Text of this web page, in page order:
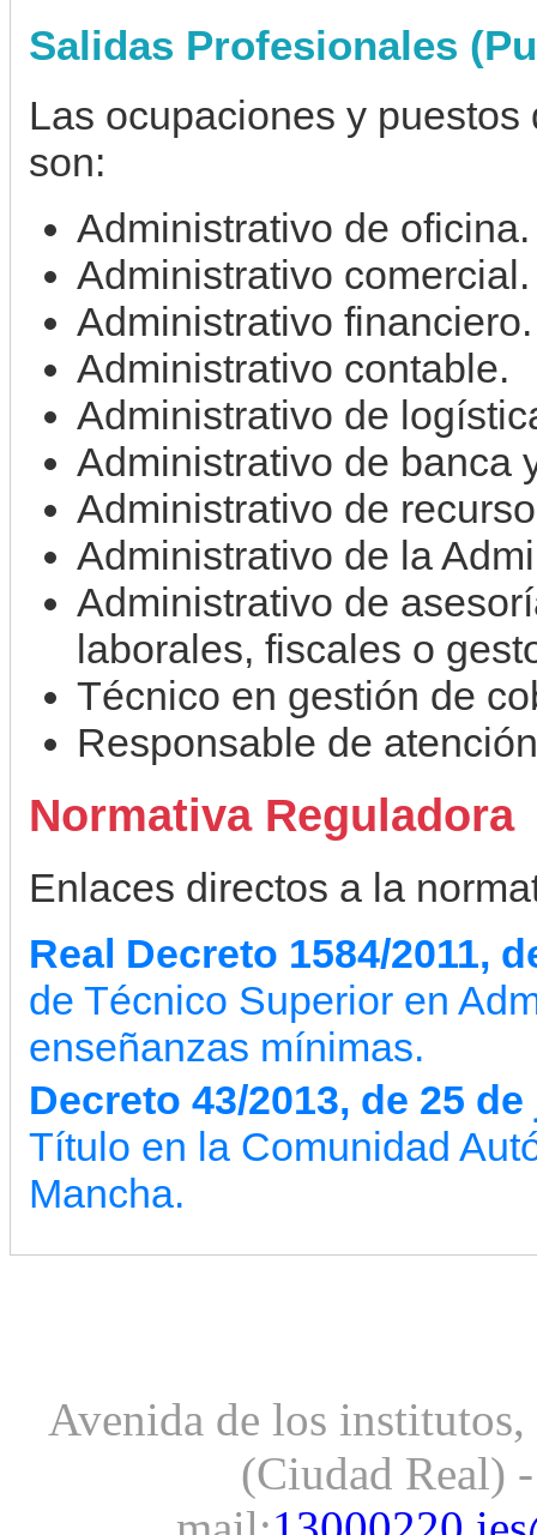
Salidas Profesionales
Las ocupaciones y
son:
Administrativo de oficina.
Administrativo comercial.
Administrativo financiero.
Administrativo contable.
Administrativo de
Administrativo de banca
Administrativo de
Administrativo de la
Administrativo de
laborales, fiscales o
Técnico en gestión de
Responsable de
Normativa Reguladora
Enlaces directos a la
Real Decreto 1584/2011,
de Técnico Superior en
enseñanzas mínimas.
Decreto 43/2013, de 25
Título en la Comunidad
Mancha.
Avenida de los
(Ciudad Real)